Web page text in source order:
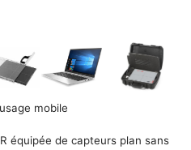
mobile
équipée de capteurs plan sans